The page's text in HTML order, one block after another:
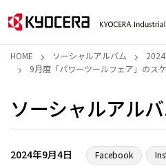
HOME ソーシャルアルバム
9月度「パワーツールフェア」のス
ソーシャルアル
2024年9月4日 Facebook